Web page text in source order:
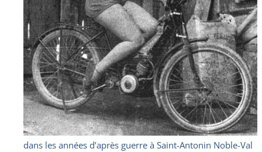
dans les années d’après guerre à Saint-Antonin Noble-Val